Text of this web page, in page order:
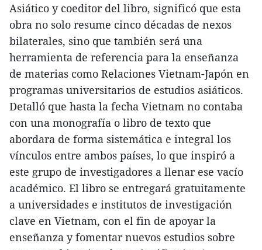
Asiático y coeditor del libro, significó que esta
obra no solo resume cinco décadas de nexos
bilaterales, sino que también será una
herramienta de referencia para la enseñanza
de materias como Relaciones Vietnam-Japón en
programas universitarios de estudios asiáticos.
Detalló que hasta la fecha Vietnam no contaba
con una monografía o libro de texto que
abordara de forma sistemática e integral los
vínculos entre ambos países, lo que inspiró a
este grupo de investigadores a llenar ese vacío
académico. El libro se entregará gratuitamente
a universidades e institutos de investigación
clave en Vietnam, con el fin de apoyar la
enseñanza y fomentar nuevos estudios sobre